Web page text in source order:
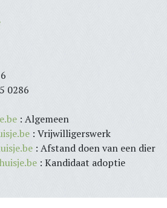
0286
: Algemeen
: Vrijwilligerswerk
: Afstand doen van een dier
: Kandidaat adoptie